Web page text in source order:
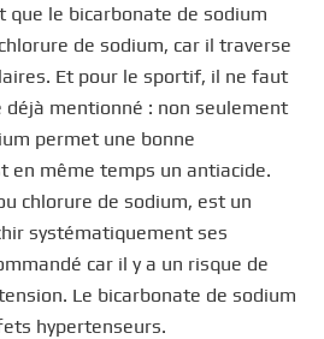
que le bicarbonate de sodium
de sodium, car il traverse
Et pour le sportif, il ne faut
déjà mentionné : non seulement
permet une bonne
en même temps un antiacide.
chlorure de sodium, est un
systématiquement ses
car il y a un risque de
Le bicarbonate de sodium
hypertenseurs.